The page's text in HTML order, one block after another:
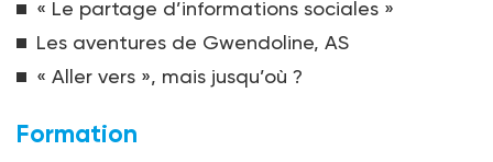
« Le partage d’informations sociales »
Les aventures de Gwendoline, AS
« Aller vers », mais jusqu’où ?
Formation